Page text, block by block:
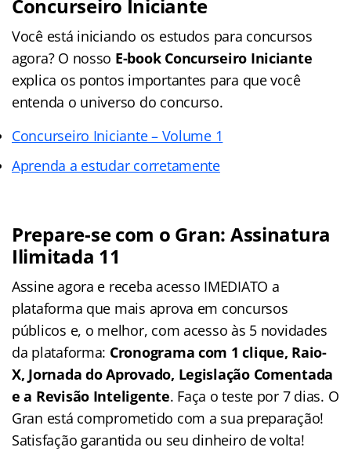
Concurseiro Iniciante
Você está iniciando os estudos para concursos
agora? O nosso E-book Concurseiro Iniciante
explica os pontos importantes para que você
entenda o universo do concurso.
Concurseiro Iniciante – Volume 1
Aprenda a estudar corretamente
Prepare-se com o Gran: Assinatura
Ilimitada 11
Assine agora e receba acesso IMEDIATO a
plataforma que mais aprova em concursos
públicos e, o melhor, com acesso às 5 novidades
da plataforma: Cronograma com 1 clique, Raio-
X, Jornada do Aprovado, Legislação Comentada
e a Revisão Inteligente. Faça o teste por 7 dias. O
Gran está comprometido com a sua preparação!
Satisfação garantida ou seu dinheiro de volta!